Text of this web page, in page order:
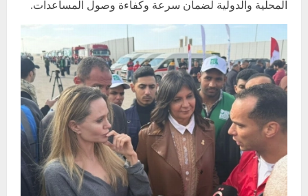
المحلية والدولية لضمان سرعة وكفاءة وصول المساعدات.